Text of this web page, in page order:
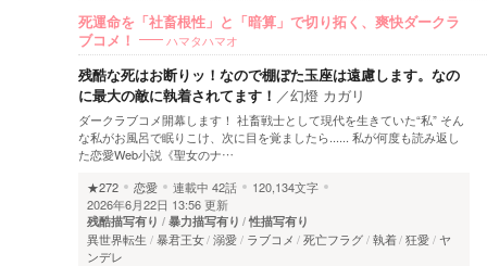
死運命を「社畜根性」と「暗算」で切り拓く、爽快ダークラ
ブコメ！
ハマタハマオ
残酷な死はお断りッ！なので棚ぼた玉座は遠慮します。なの
に最大の敵に執着されてます！ ／幻燈 カガリ
ダークラブコメ開幕します！ 社畜戦士として現代を生きていた“私” そん
な私がお風呂で眠りこけ、次に目を覚ましたら...... 私が何度も読み返し
た恋愛Web小説《聖女のナ…
★272
恋愛 連載中 42話
120,134文字
2026年6月22日 13:56 更新
残酷描写有り 暴力描写有り 性描写有り
異世界転生 暴君王女 溺愛 ラブコメ 死亡フラグ 執着 狂愛 ヤ
ンデレ